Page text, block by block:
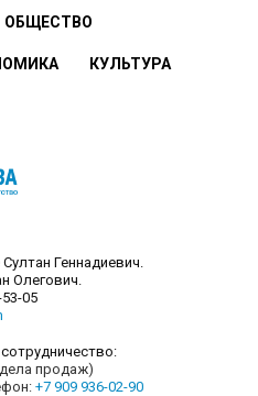
ОБЩЕСТВО
КУЛЬТУРА
Геннадиевич.
Олегович.
05
продаж)
+7 909 936-02-90